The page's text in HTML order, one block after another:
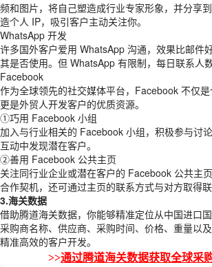
频和图片，将自己塑造成行业专家形象，并分享
造个人 IP，吸引客户主动关注你。
WhatsApp 开发
许多国外客户爱用 WhatsApp 沟通，效果比邮件
其是否使用。但 WhatsApp 有限制，每日联系人
Facebook
作为全球领先的社交媒体平台，Facebook 不仅是
更是外贸人开发客户的优质资源。
①巧用 Facebook 小组
加入与行业相关的 Facebook 小组，积极参与讨
互动中发现潜在客户。
②善用 Facebook 公共主页
关注同行业企业或潜在客户的 Facebook 公共主
合作契机，还可通过主页的联系方式与对方取得联
3.海关数据
借助腾道海关数据，你能够精准定位从中国进口
采购商名称、供应商、采购时间、价格、重量以
精准高效的客户开发。
>>通过腾道海关数据获取全球采